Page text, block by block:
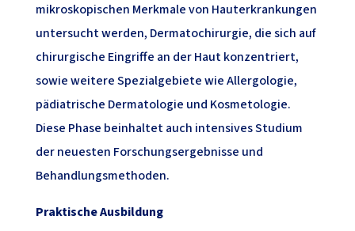
mikroskopischen Merkmale von Hauterkrankungen
untersucht werden, Dermatochirurgie, die sich auf
chirurgische Eingriffe an der Haut konzentriert,
sowie weitere Spezialgebiete wie Allergologie,
pädiatrische Dermatologie und Kosmetologie.
Diese Phase beinhaltet auch intensives Studium
der neuesten Forschungsergebnisse und
Behandlungsmethoden.
Praktische Ausbildung